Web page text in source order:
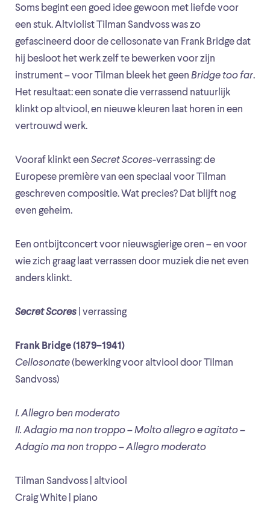
Soms begint een goed idee gewoon met liefde voor
een stuk. Altviolist Tilman Sandvoss was zo
gefascineerd door de cellosonate van Frank Bridge dat
hij besloot het werk zelf te bewerken voor zijn
instrument – voor Tilman bleek het geen Bridge too far.
Het resultaat: een sonate die verrassend natuurlijk
klinkt op altviool, en nieuwe kleuren laat horen in een
vertrouwd werk.
Vooraf klinkt een Secret Scores-verrassing: de
Europese première van een speciaal voor Tilman
geschreven compositie. Wat precies? Dat blijft nog
even geheim.
Een ontbijtconcert voor nieuwsgierige oren – en voor
wie zich graag laat verrassen door muziek die net even
anders klinkt.
Secret Scores | verrassing
Frank Bridge (1879–1941)
Cellosonate(bewerking voor altviool door Tilman
Sandvoss)
I. Allegro ben moderato
II. Adagio ma non troppo – Molto allegro e agitato –
Adagio ma non troppo – Allegro moderato
Tilman Sandvoss | altviool
Craig White | piano